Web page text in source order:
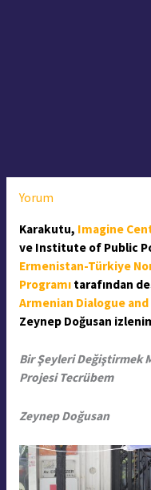
Yorum
Karakutu, Imagine
ve Institute of Public
Ermenistan-Türkiye
Programıtarafından
Armenian Dialogue
Zeynep Doğusan
Bir Şeyleri Değiştirmek
Projesi Tecrübem
Zeynep Doğusan